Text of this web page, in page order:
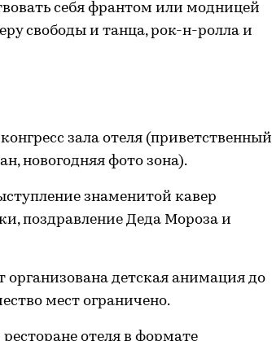
себя франтом или модницей
свободы и танца, рок-н-ролла и
зала отеля (приветственный
новогодняя фото зона).
знаменитой кавер
поздравление Деда Мороза и
организована детская анимация до
мест ограничено.
отеля в формате